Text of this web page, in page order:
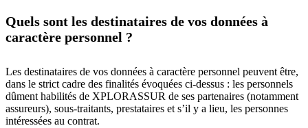
Quels sont les destinataires de vos données à
caractère personnel ?
Les destinataires de vos données à caractère personnel peuvent être,
dans le strict cadre des finalités évoquées ci-dessus : les personnels
dûment habilités de XPLORASSUR de ses partenaires (notamment
assureurs), sous-traitants, prestataires et s’il y a lieu, les personnes
intéressées au contrat.